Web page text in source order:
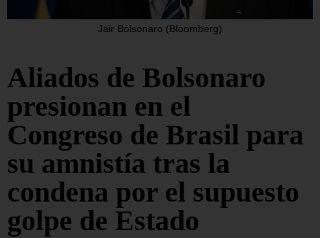
Jair Bolsonaro (Bloomberg)
Aliados de Bolsonaro
presionan en el
Congreso de Brasil para
su amnistía tras la
condena por el supuesto
golpe de Estado